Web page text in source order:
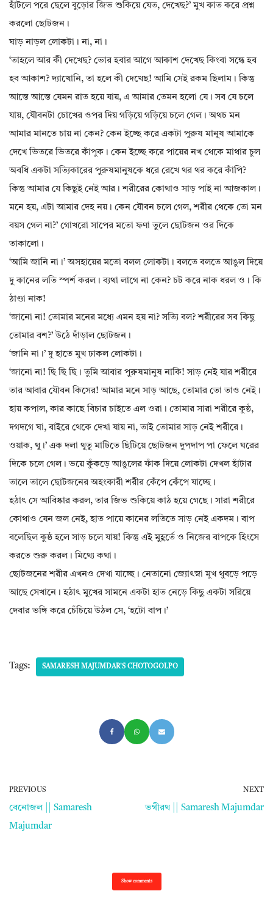
হাঁটলে পরে ছেলে বুড়োর জিভ শুকিয়ে যেত, দেখেছ?’ মুখ কাত করে প্রশ্ন
করলো ছোটজন।
ঘাড় নাড়ল লোকটা। না, না।
‘তাহলে আর কী দেখেছ? ভোর হবার আগে আকাশ দেখেছ কিংবা সন্ধে হব
হব আকাশ? দ্যাখোনি, তা হলে কী দেখেছ! আমি সেই রকম ছিলাম। কিন্তু
আস্তে আস্তে যেমন রাত হয়ে যায়, এ আমার তেমন হলো যে। সব যে চলে
যায়, যৌবনটা চোখের ওপর দিয় গড়িয়ে গড়িয়ে চলে গেল। অথচ মন
আমার মানতে চায় না কেন? কেন ইচ্ছে করে একটা পুরুষ মানুষ আমাকে
দেখে ভিতরে ভিতরে কাঁপুক। কেন ইচ্ছে করে পায়ের নখ থেকে মাথার চুল
অবধি একটা সত্যিকারের পুরুষমানুষকে ধরে রেখে থর থর করে কাঁপি?
কিন্তু আমার যে কিছুই নেই আর। শরীরের কোথাও সাড় পাই না আজকাল।
মনে হয়, এটা আমার দেহ নয়। কেন যৌবন চলে গেল, শরীর থেকে তো মন
বয়স গেল না?’ গোখরো সাপের মতো ফণা তুলে ছোটজন ওর দিকে
তাকালো।
‘আমি জানি না।’ অসহায়ের মতো বলল লোকটা। বলতে বলতে আঙুল দিয়ে
দু কানের লতি স্পর্শ করল। ব্যথা লাগে না কেন? চট করে নাক ধরল ও। কি
ঠাণ্ডা নাক!
‘জানো না! তোমার মনের মধ্যে এমন হয় না? সত্যি বল? শরীরের সব কিছু
তোমার বশ?’ উঠে দাঁড়াল ছোটজন।
‘জানি না।’ দু হাতে মুখ ঢাকল লোকটা।
‘জানো না! ছি ছি ছি। তুমি আবার পুরুষমানুষ নাকি! সাড় নেই যার শরীরে
তার আবার যৌবন কিসের! আমার মনে সাড় আছে, তোমার তো তাও নেই।
হায় কপাল, কার কাছে বিচার চাইতে এল ওরা। তোমার সারা শরীরে কুষ্ঠ,
দগদগে ঘা, বাইরে থেকে দেখা যায় না, তাই তোমার সাড় নেই শরীরে।
ওয়াক, থু।’ এক দলা থুতু মাটিতে ছিটিয়ে ছোটজন দুপদাপ পা ফেলে ঘরের
দিকে চলে গেল। ভয়ে কুঁকড়ে আঙুলের ফাঁক দিয়ে লোকটা দেখল হাঁটার
তালে তালে ছোটজনের অহংকারী শরীর কেঁপে কেঁপে যাচ্ছে।
হঠাৎ সে আবিষ্কার করল, তার জিভ শুকিয়ে কাঠ হয়ে গেছে। সারা শরীরে
কোথাও যেন জল নেই, হাত পায়ে কানের লতিতে সাড় নেই একদম। বাপ
বলেছিল কুষ্ঠ হলে সাড় চলে যায়! কিন্তু এই মুহূর্তে ও নিজের বাপকে হিংসে
করতে শুরু করল। মিথ্যে কথা।
ছোটজনের শরীর এখনও দেখা যাচ্ছে। নেতানো জ্যোৎস্না মুখ থুবড়ে পড়ে
আছে সেখানে। হঠাৎ মুখের সামনে একটা হাত নেড়ে কিছু একটা সরিয়ে
দেবার ভঙ্গি করে চেঁচিয়ে উঠল সে, ‘হটো বাপ।’
Tags: SAMARESH MAJUMDAR'S CHOTOGOLPO
PREVIOUS
বেনোজল || Samaresh
Majumdar
NEXT
ভগীরথ || Samaresh Majumdar
Show comments